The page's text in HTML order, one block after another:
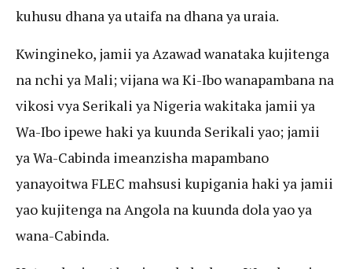
kuhusu dhana ya utaifa na dhana ya uraia.
Kwingineko, jamii ya Azawad wanataka kujitenga
na nchi ya Mali; vijana wa Ki-Ibo wanapambana na
vikosi vya Serikali ya Nigeria wakitaka jamii ya
Wa-Ibo ipewe haki ya kuunda Serikali yao; jamii
ya Wa-Cabinda imeanzisha mapambano
yanayoitwa FLEC mahsusi kupigania haki ya jamii
yao kujitenga na Angola na kuunda dola yao ya
wana-Cabinda.